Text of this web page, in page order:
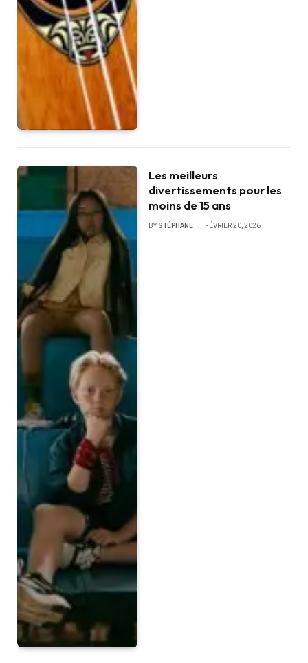
Les meilleurs
divertissements pour les
moins de 15 ans
BY STÉPHANE FÉVRIER 20, 2026